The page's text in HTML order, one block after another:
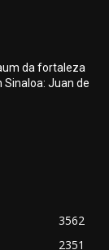
da fortaleza
Juan de
3562
2351